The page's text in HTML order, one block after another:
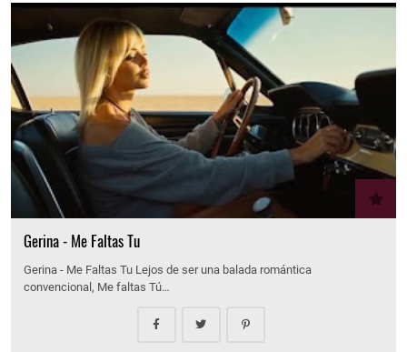
Gerina - Me Faltas Tu
Gerina - Me Faltas Tu Lejos de ser una balada romántica
convencional, Me faltas Tú…